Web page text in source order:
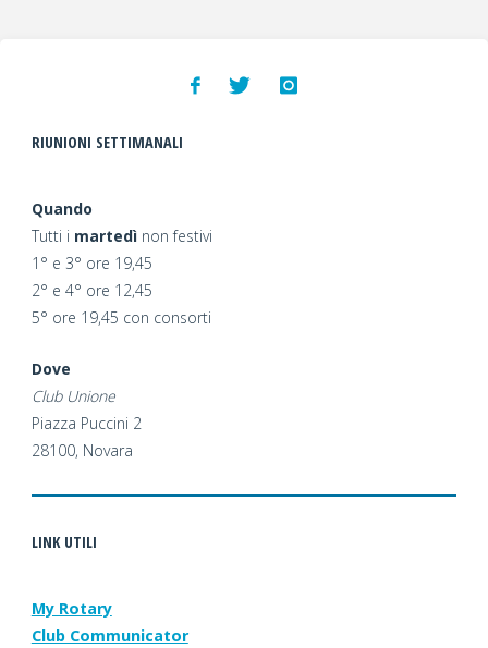
RIUNIONI SETTIMANALI
Quando
Tutti i martedì non festivi
1° e 3° ore 19,45
2° e 4° ore 12,45
5° ore 19,45 con consorti
Dove
Club Unione
Piazza Puccini 2
28100, Novara
LINK UTILI
My Rotary
Club Communicator